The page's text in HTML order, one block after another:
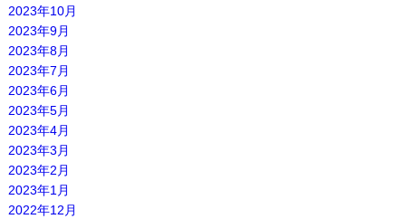
2023年10月
2023年9月
2023年8月
2023年7月
2023年6月
2023年5月
2023年4月
2023年3月
2023年2月
2023年1月
2022年12月